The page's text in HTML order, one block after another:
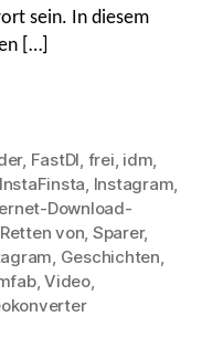
Videos
mit
Insta-
sein. In diesem
[…]
, FastDl, frei, idm,
InstaFinsta, Instagram,
Download-
Retten von, Sparer,
, Geschichten,
,Video,